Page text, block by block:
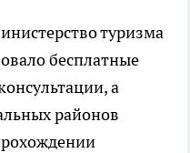
туризма
бесплатные
а
районов